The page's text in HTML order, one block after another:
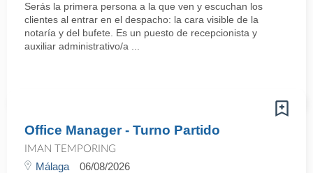
Serás la primera persona a la que ven y escuchan los
clientes al entrar en el despacho: la cara visible de la
notaría y del bufete. Es un puesto de recepcionista y
auxiliar administrativo/a ...
Office Manager - Turno Partido
IMAN TEMPORING
Málaga 06/08/2026